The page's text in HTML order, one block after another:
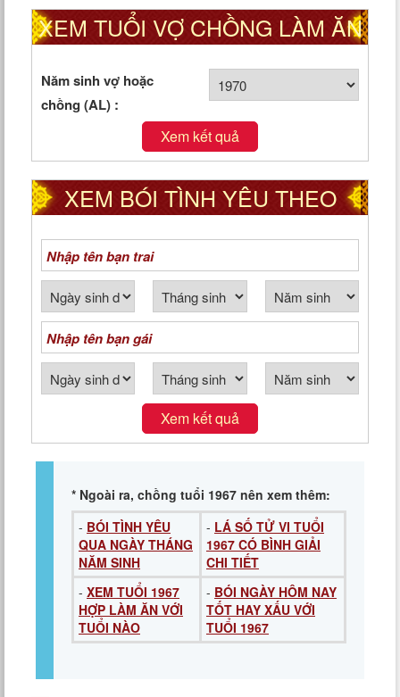
XEM TUỔI VỢ CHỒNG LÀM ĂN
TỐT HAY XẤU
Năm sinh vợ hoặc
chồng (AL) :
Xem kết quả
XEM BÓI TÌNH YÊU THEO
NGÀY THÁNG NĂM SINH
Xem kết quả
* Ngoài ra, chồng tuổi 1967 nên xem thêm:
- BÓI TÌNH YÊU
QUA NGÀY THÁNG
NĂM SINH
- LÁ SỐ TỬ VI TUỔI
1967 CÓ BÌNH GIẢI
CHI TIẾT
- XEM TUỔI 1967
HỢP LÀM ĂN VỚI
TUỔI NÀO
- BÓI NGÀY HÔM NAY
TỐT HAY XẤU VỚI
TUỔI 1967